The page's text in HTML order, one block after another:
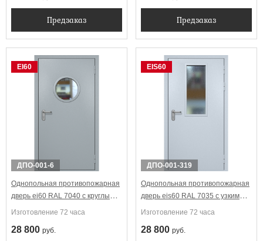
Предзаказ Предзаказ
EI60
ДПО-001-6
Однопольная противопожарная
дверь ei60 RAL 7040 с круглым
стеклопакетом
Изготовление 72 часа
28 800 руб.
EIS60
ДПО-001-319
Однопольная противопожарная
дверь eis60 RAL 7035 с узким
стеклопакетом
Изготовление 72 часа
28 800 руб.